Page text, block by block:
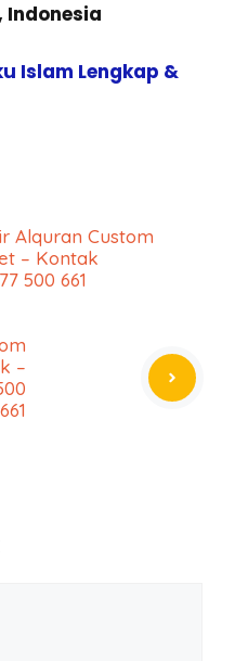
Islam Lengkap &
Alquran Custom
– Kontak
500 661
–
661